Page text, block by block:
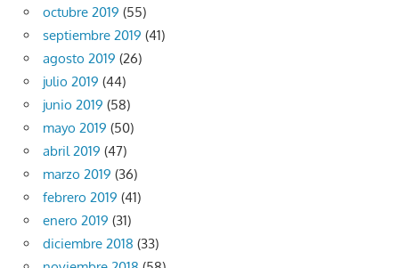
octubre 2019 (55)
septiembre 2019 (41)
agosto 2019 (26)
julio 2019 (44)
junio 2019 (58)
mayo 2019 (50)
abril 2019 (47)
marzo 2019 (36)
febrero 2019 (41)
enero 2019 (31)
diciembre 2018 (33)